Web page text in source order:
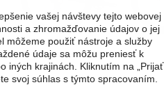
vašej návštevy tejto webovej
a zhromažďovanie údajov o jej
môžeme použiť nástroje a služby
údaje sa môžu preniesť k
iných krajinách. Kliknutím na „Prijať
svoj súhlas s týmto spracovaním.